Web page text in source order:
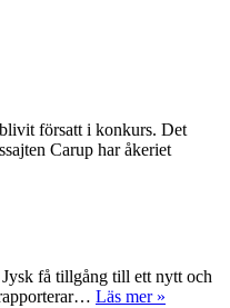
försatt i konkurs. Det
Carup har åkeriet
få tillgång till ett nytt och
Läs mer »